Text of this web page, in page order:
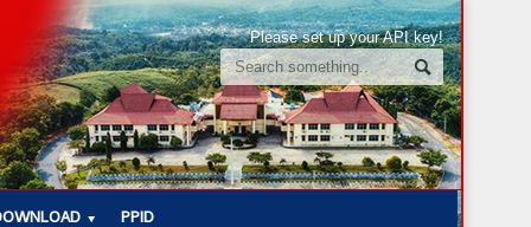
Please set up your API key!
PPID